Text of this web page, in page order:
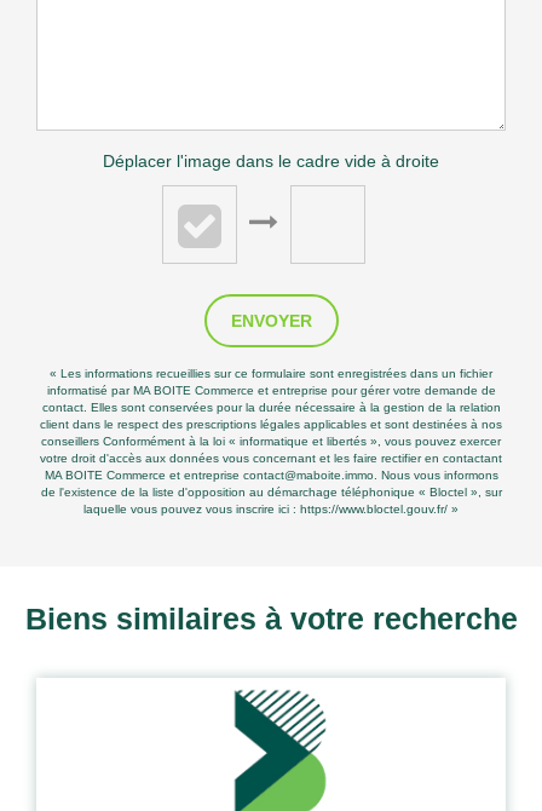
Déplacer l'image dans le cadre vide à droite
ENVOYER
« Les informations recueillies sur ce formulaire sont enregistrées dans un fichier
informatisé par MA BOITE Commerce et entreprise pour gérer votre demande de
contact. Elles sont conservées pour la durée nécessaire à la gestion de la relation
client dans le respect des prescriptions légales applicables et sont destinées à nos
conseillers Conformément à la loi « informatique et libertés », vous pouvez exercer
votre droit d'accès aux données vous concernant et les faire rectifier en contactant
MA BOITE Commerce et entreprise contact@maboite.immo. Nous vous informons
de l'existence de la liste d'opposition au démarchage téléphonique « Bloctel », sur
laquelle vous pouvez vous inscrire ici : https://www.bloctel.gouv.fr/ »
Biens similaires à votre recherche